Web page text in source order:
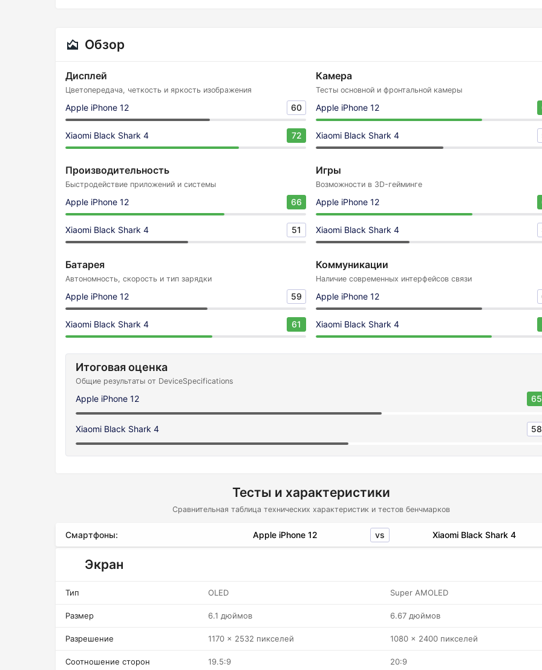
Обзор
Дисплей
Цветопередача, четкость и яркость изображения
Apple iPhone 12 60
Xiaomi Black Shark 4 72
Камера
Тесты основной и фронтальной камеры
Apple iPhone 12
Xiaomi Black Shark 4
Производительность
Быстродействие приложений и системы
Apple iPhone 12 66
Xiaomi Black Shark 4 51
Игры
Возможности в 3D-гейминге
Apple iPhone 12
Xiaomi Black Shark 4
Батарея
Автономность, скорость и тип зарядки
Apple iPhone 12 59
Xiaomi Black Shark 4 61
Коммуникации
Наличие современных интерфейсов связи
Apple iPhone 12
Xiaomi Black Shark 4
Итоговая оценка
Общие результаты от DeviceSpecifications
Apple iPhone 12 65
Xiaomi Black Shark 4 58
Тесты и характеристики
Сравнительная таблица технических характеристик и тестов бенчмарков
Смартфоны: Apple iPhone 12 vs Xiaomi Black Shark 4
Экран
Тип OLED Super AMOLED
Размер 6.1 дюймов 6.67 дюймов
Разрешение 1170 x 2532 пикселей 1080 x 2400 пикселей
Соотношение сторон 19.5:9 20:9